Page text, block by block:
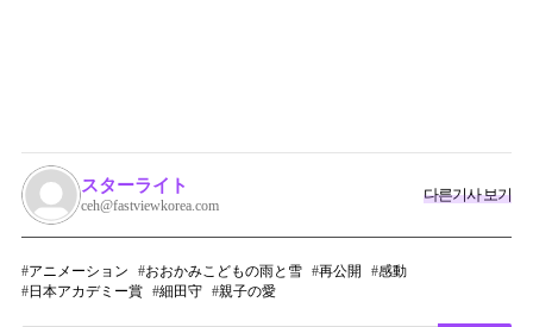
スターライト
ceh@fastviewkorea.com
다른기사 보기
アニメーション おおかみこどもの雨と雪 再公開
感動
日本アカデミー賞
細田守 親子の愛